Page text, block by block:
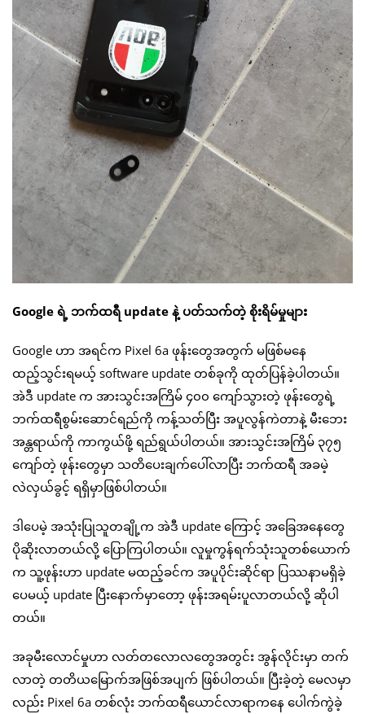
Google ရဲ့ ဘက်ထရီ update နဲ့ ပတ်သက်တဲ့ စိုးရိမ်မှုများ
Google ဟာ အရင်က Pixel 6a ဖုန်းတွေအတွက် မဖြစ်မနေ
ထည့်သွင်းရမယ့် software update တစ်ခုကို ထုတ်ပြန်ခဲ့ပါတယ်။
အဲဒီ update က အားသွင်းအကြိမ် ၄၀၀ ကျော်သွားတဲ့ ဖုန်းတွေရဲ့
ဘက်ထရီစွမ်းဆောင်ရည်ကို ကန့်သတ်ပြီး အပူလွန်ကဲတာနဲ့ မီးဘေး
အန္တရာယ်ကို ကာကွယ်ဖို့ ရည်ရွယ်ပါတယ်။ အားသွင်းအကြိမ် ၃၇၅
ကျော်တဲ့ ဖုန်းတွေမှာ သတိပေးချက်ပေါ်လာပြီး ဘက်ထရီ အခမဲ့
လဲလှယ်ခွင့် ရရှိမှာဖြစ်ပါတယ်။
ဒါပေမဲ့ အသုံးပြုသူတချို့က အဲဒီ update ကြောင့် အခြေအနေတွေ
ပိုဆိုးလာတယ်လို့ ပြောကြပါတယ်။ လူမှုကွန်ရက်သုံးသူတစ်ယောက်
က သူ့ဖုန်းဟာ update မထည့်ခင်က အပူပိုင်းဆိုင်ရာ ပြဿနာမရှိခဲ့
ပေမယ့် update ပြီးနောက်မှာတော့ ဖုန်းအရမ်းပူလာတယ်လို့ ဆိုပါ
တယ်။
အခုမီးလောင်မှုဟာ လတ်တလောလတွေအတွင်း အွန်လိုင်းမှာ တက်
လာတဲ့ တတိယမြောက်အဖြစ်အပျက် ဖြစ်ပါတယ်။ ပြီးခဲ့တဲ့ မေလမှာ
လည်း Pixel 6a တစ်လုံး ဘက်ထရီယောင်လာရာကနေ ပေါက်ကွဲခဲ့